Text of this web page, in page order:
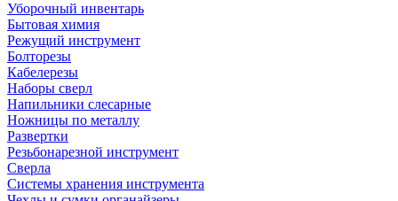
Уборочный инвентарь
Бытовая химия
Режущий инструмент
Болторезы
Кабелерезы
Наборы сверл
Напильники слесарные
Ножницы по металлу
Развертки
Резьбонарезной инструмент
Сверла
Системы хранения инструмента